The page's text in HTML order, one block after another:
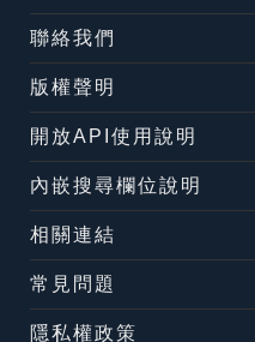
聯絡我們
版權聲明
開放API使用說明
內嵌搜尋欄位說明
相關連結
常見問題
隱私權政策